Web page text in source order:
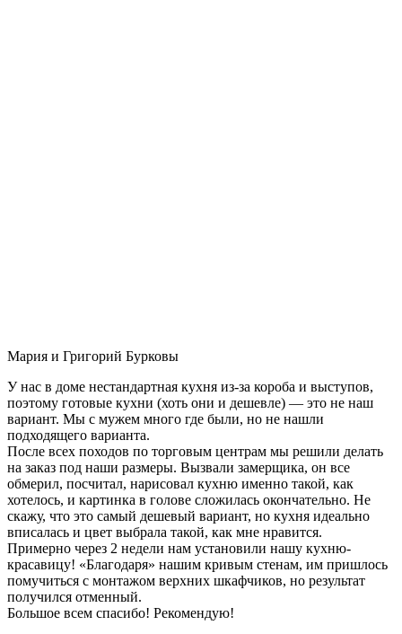
Мария и Григорий Бурковы
У нас в доме нестандартная кухня из-за короба и выступов,
поэтому готовые кухни (хоть они и дешевле) — это не наш
вариант. Мы с мужем много где были, но не нашли
подходящего варианта.
После всех походов по торговым центрам мы решили делать
на заказ под наши размеры. Вызвали замерщика, он все
обмерил, посчитал, нарисовал кухню именно такой, как
хотелось, и картинка в голове сложилась окончательно. Не
скажу, что это самый дешевый вариант, но кухня идеально
вписалась и цвет выбрала такой, как мне нравится.
Примерно через 2 недели нам установили нашу кухню-
красавицу! «Благодаря» нашим кривым стенам, им пришлось
помучиться с монтажом верхних шкафчиков, но результат
получился отменный.
Большое всем спасибо! Рекомендую!